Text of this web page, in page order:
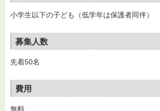
小学生以下の子ども（低学年は保護者同伴）
募集人数
先着50名
費用
無料